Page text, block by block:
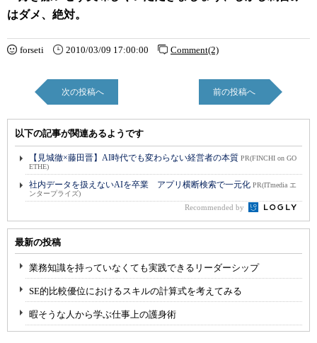
はダメ、絶対。
forseti 2010/03/09 17:00:00 Comment(2)
次の投稿へ 前の投稿へ
以下の記事が関連あるようです
【見城徹×藤田晋】AI時代でも変わらない経営者の本質 PR(FINCHI on GO
ETHE)
社内データを扱えないAIを卒業 アプリ横断検索で一元化 PR(ITmedia エ
ンタープライズ)
Recommended by
最新の投稿
業務知識を持っていなくても実践できるリーダーシップ
SE的比較優位におけるスキルの計算式を考えてみる
暇そうな人から学ぶ仕事上の護身術